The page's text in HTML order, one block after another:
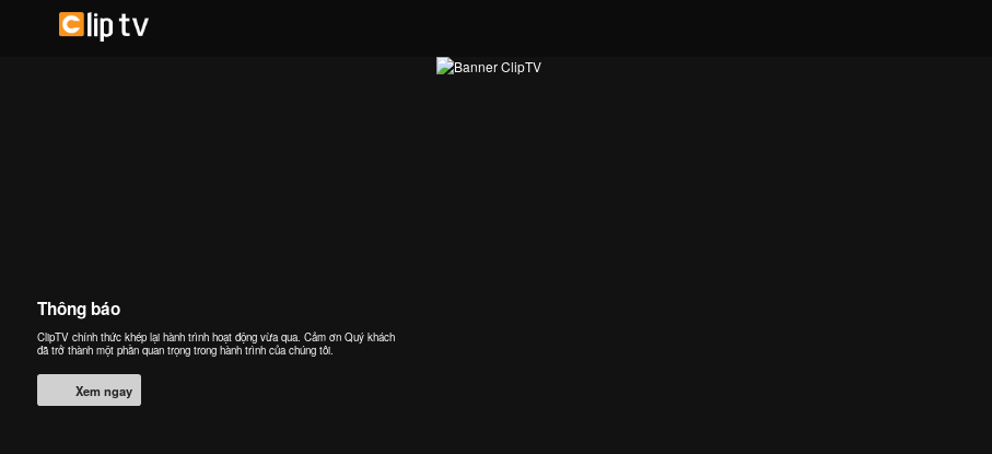
Thông báo
ClipTV chính thức khép lại hành trình hoạt động vừa qua. Cảm ơn Quý khách
đã trở thành một phần quan trọng trong hành trình của chúng tôi.
Xem ngay